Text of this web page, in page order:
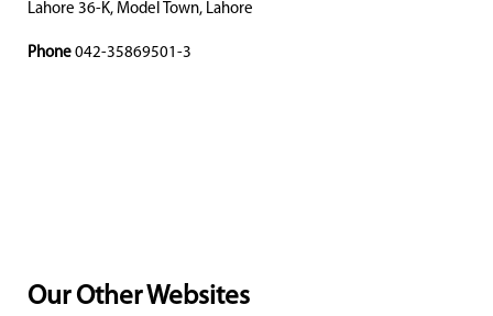
Lahore 36-K, Model Town, Lahore
Phone 042-35869501-3
Our Other Websites